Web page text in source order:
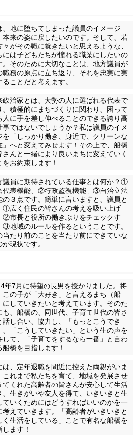
、地に堕ちてしまった議員のイメージ
本来の姿に戻したいのです。そして、若
々がその職に就きたいと思えるような、
には子どもたちが憧れる職業にしたいの
。そのために大切なことは、地方議員が
職務の原点に立ち返り、それを忠実に実
ることだと考えます。
政治家とは、大勢の人に選ばれる代表で
、積極的にまちづくりに関わり、困って
人に手を差し伸べることのできる誇り高
事ではないでしょうか？私は議員のイメ
を「しっかり働き、身近で、クリーンな
」へと変えてみせます！その上で、船橋
さんと一緒により良いまちに変えていく
をお約束します！
議員に期待されている仕事とは何か？①
代表機能、②行政監視機能、③自治立法
の３点です。簡単に言いますと、議員と
①広く住民の皆さんの考えを吸い上げ
②市長と役所の働きぶりをチェックす
③地域のルールを作るということです。
当たり前のことを当たり前にできていな
が現状です。
年7月に待望の長男を授かりました。将
この子が「大好き」と言えるまち（船
にしていきたいと考えています。そのた
も、船橋の、同世代、子育て世代の皆さ
話し合い、協力し、「もっとこうでき
、「こうしていきたい」という生の声を
して、「子育てをするなら一番」と言わ
船橋を目指します！
は、定年退職を間近に控えた両親がいま
これまで私たちを育て、地域を発展させ
てくれた高齢者の皆さんが安心して生活
、生きがいや友人を得て、いきいきと生
ていくためにはどうすればいいのかを一
考えていきます。「高齢者がいきいきと
く生活をしている」ことで有名な船橋を
します！